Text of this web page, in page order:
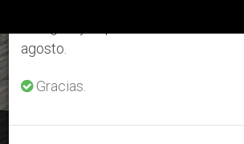
ÚLTIMAS NOTICIAS
agosto.
Gracias.